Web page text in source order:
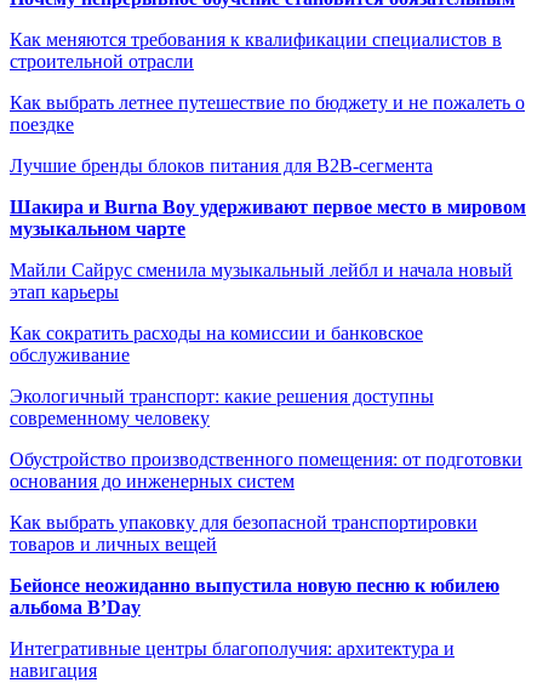
Как меняются требования к квалификации специалистов в
строительной отрасли
Как выбрать летнее путешествие по бюджету и не пожалеть о
поездке
Лучшие бренды блоков питания для B2B-сегмента
Шакира и Burna Boy удерживают первое место в мировом
музыкальном чарте
Майли Сайрус сменила музыкальный лейбл и начала новый
этап карьеры
Как сократить расходы на комиссии и банковское
обслуживание
Экологичный транспорт: какие решения доступны
современному человеку
Обустройство производственного помещения: от подготовки
основания до инженерных систем
Как выбрать упаковку для безопасной транспортировки
товаров и личных вещей
Бейонсе неожиданно выпустила новую песню к юбилею
альбома B’Day
Интегративные центры благополучия: архитектура и
навигация